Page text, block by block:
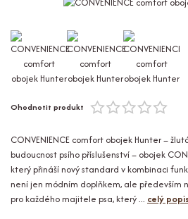
Ohodnotit produkt
CONVENIENCE comfort obojek Hunter –
budoucnost psího příslušenství – obojek
který přináší nový standard v kombinaci
není jen módním doplňkem, ale především
pro každého majitele psa, který ... celý